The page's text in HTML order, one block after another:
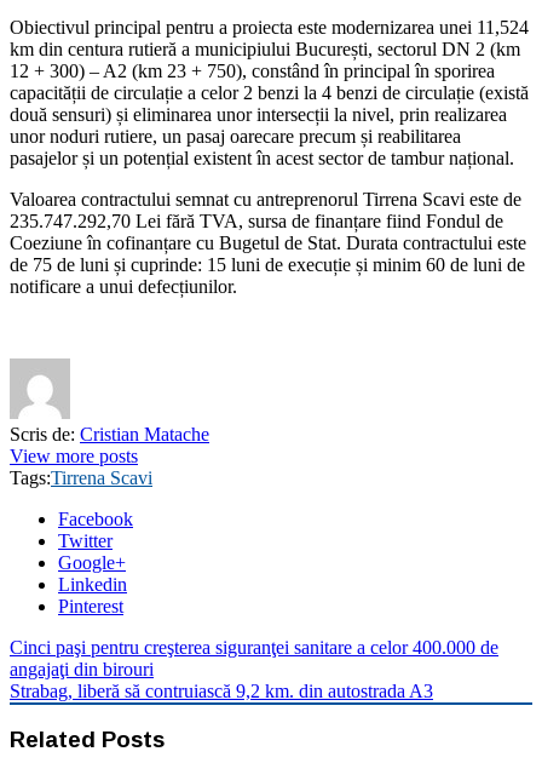
Obiectivul principal pentru a proiecta este modernizarea unei 11,524
km din centura rutieră a municipiului București, sectorul DN 2 (km
12 + 300) – A2 (km 23 + 750), constând în principal în sporirea
capacității de circulație a celor 2 benzi la 4 benzi de circulație (există
două sensuri) și eliminarea unor intersecții la nivel, prin realizarea
unor noduri rutiere, un pasaj oarecare precum și reabilitarea
pasajelor și un potențial existent în acest sector de tambur național.
Valoarea contractului semnat cu antreprenorul Tirrena Scavi este de
235.747.292,70 Lei fără TVA, sursa de finanțare fiind Fondul de
Coeziune în cofinanțare cu Bugetul de Stat. Durata contractului este
de 75 de luni și cuprinde: 15 luni de execuție și minim 60 de luni de
notificare a unui defecțiunilor.
Scris de: Cristian Matache
View more posts
Tags:Tirrena Scavi
Facebook
Twitter
Google+
Linkedin
Pinterest
Cinci paşi pentru creşterea siguranţei sanitare a celor 400.000 de
angajaţi din birouri
Strabag, liberă să contruiască 9,2 km. din autostrada A3
Related Posts